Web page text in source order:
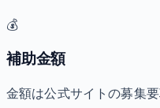
💰
補助金額
金額は公式サイトの募集